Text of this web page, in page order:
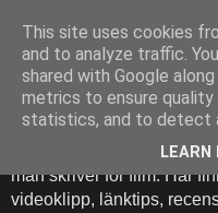
Att Skriva
Bloggen
Denna blogg inehhåller
man skriver för film. Här
videoklipp, länktips,
This site uses cookies
and to analyze traffic.
shared with Google
metrics to ensure
statistics, and to detect
LEARN